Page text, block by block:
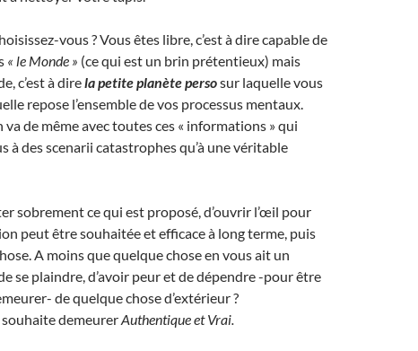
vous ? Vous êtes libre, c’est à dire capable de
« le Monde » (ce qui est un brin prétentieux) mais
c’est à direla petite planète persosur laquelle vous
repose l’ensemble de vos processus mentaux.
va de même avec toutes ces « informations » qui
à des scenarii catastrophes qu’à une véritable
sobrement ce qui est proposé, d’ouvrir l’œil pour
peut être souhaitée et efficace à long terme, puis
A moins que quelque chose en vous ait un
se plaindre, d’avoir peur et de dépendre -pour être
de quelque chose d’extérieur ?
demeurerAuthentique et Vrai.